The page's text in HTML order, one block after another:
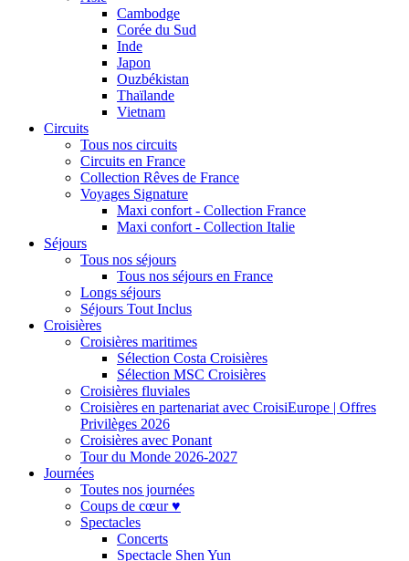
Cambodge
Corée du Sud
Inde
Japon
Ouzbékistan
Thaïlande
Vietnam
Circuits
Tous nos circuits
Circuits en France
Collection Rêves de France
Voyages Signature
Maxi confort - Collection France
Maxi confort - Collection Italie
Séjours
Tous nos séjours
Tous nos séjours en France
Longs séjours
Séjours Tout Inclus
Croisières
Croisières maritimes
Sélection Costa Croisières
Sélection MSC Croisières
Croisières fluviales
Croisières en partenariat avec CroisiEurope | Offres
Privilèges 2026
Croisières avec Ponant
Tour du Monde 2026-2027
Journées
Toutes nos journées
Coups de cœur ♥
Spectacles
Concerts
Spectacle Shen Yun